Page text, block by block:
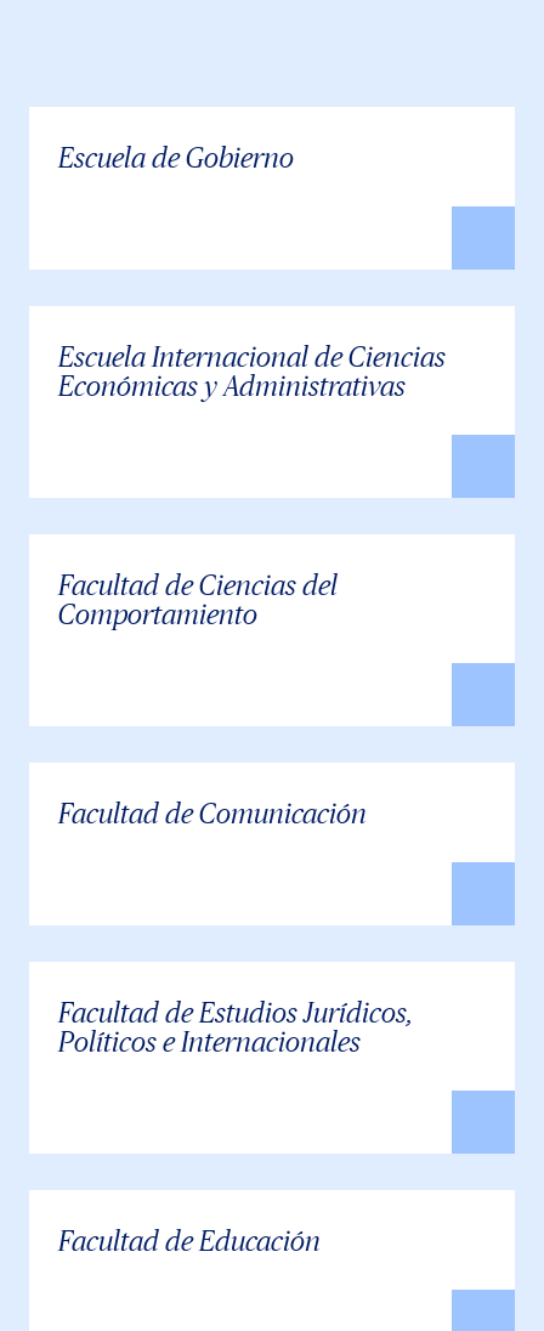
Escuela de Gobierno
Escuela Internacional de Ciencias
Económicas y Administrativas
Facultad de Ciencias del
Comportamiento
Facultad de Comunicación
Facultad de Estudios Jurídicos,
Políticos e Internacionales
Facultad de Educación